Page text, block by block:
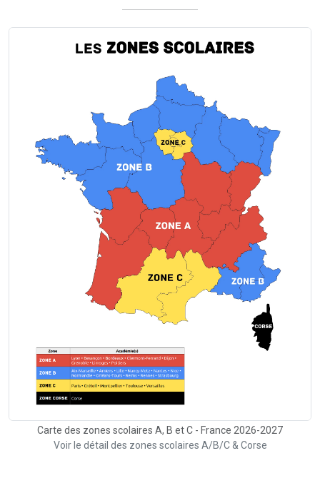
Carte des zones scolaires A, B et C - France 2026-2027
Voir le détail des zones scolaires A/B/C & Corse